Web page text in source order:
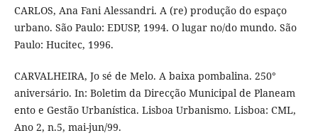
CARLOS, Ana Fani Alessandri. A (re) produção do espaço
urbano. São Paulo: EDUSP, 1994. O lugar no/do mundo. São
Paulo: Hucitec, 1996.
CARVALHEIRA, Jo sé de Melo. A baixa pombalina. 250°
aniversário. In: Boletim da Direcção Municipal de Planeam
ento e Gestão Urbanística. Lisboa Urbanismo. Lisboa: CML,
Ano 2, n.5, mai-jun/99.